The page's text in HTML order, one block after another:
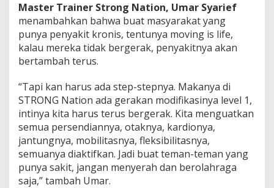
Master Trainer Strong Nation, Umar Syarief
menambahkan bahwa buat masyarakat yang
punya penyakit kronis, tentunya moving is life,
kalau mereka tidak bergerak, penyakitnya akan
bertambah terus.
“Tapi kan harus ada step-stepnya. Makanya di
STRONG Nation ada gerakan modifikasinya level 1,
intinya kita harus terus bergerak. Kita menguatkan
semua persendiannya, otaknya, kardionya,
jantungnya, mobilitasnya, fleksibilitasnya,
semuanya diaktifkan. Jadi buat teman-teman yang
punya sakit, jangan menyerah dan berolahraga
saja,” tambah Umar.